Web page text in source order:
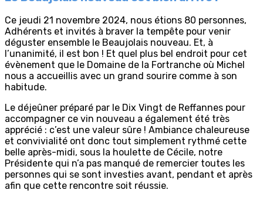
Ce jeudi 21 novembre 2024, nous étions 80 personnes,
Adhérents et invités à braver la tempête pour venir
déguster ensemble le Beaujolais nouveau. Et, à
l’unanimité, il est bon ! Et quel plus bel endroit pour cet
évènement que le Domaine de la Fortranche où Michel
nous a accueillis avec un grand sourire comme à son
habitude.
Le déjeûner préparé par le Dix Vingt de Reffannes pour
accompagner ce vin nouveau a également été très
apprécié : c’est une valeur sûre ! Ambiance chaleureuse
et convivialité ont donc tout simplement rythmé cette
belle après-midi, sous la houlette de Cécile, notre
Présidente qui n’a pas manqué de remercier toutes les
personnes qui se sont investies avant, pendant et après
afin que cette rencontre soit réussie.